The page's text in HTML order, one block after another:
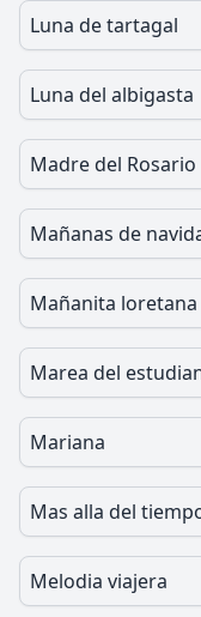
Luna de tartagal
Luna del albigasta
Madre del Rosario
Mañanas de
Mañanita loretana
Marea del
Mariana
Mas alla del
Melodia viajera